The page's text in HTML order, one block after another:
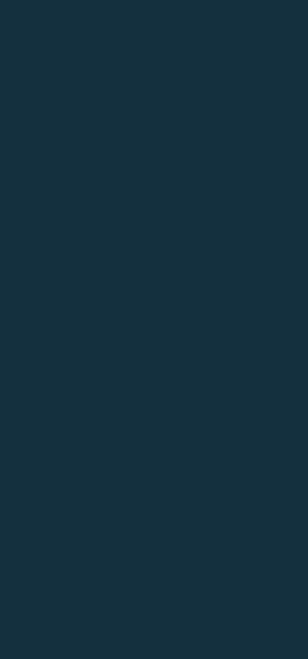
אינו מונע הפקעה מקום בו
בית המשפט התייחס לטענות
הפקעה והודעה על תפיסת
ציבוריים מייתרת את הצורך
בהתאם להוראת הסעיף רואים
הופקעו מבלי צורך בנקיטת
לפיכך, הדגיש בית המשפט, כי
הודעה על הפקעה והודעה על
מאיינת את ההפקעה שהושלמה,
שהעירייה לא ביצעה את
והודגש כי עצם אישור התכנית
עוד נקבע, כי התובעים לא
רכשו זכות קניינית במקרקעין,
דיווח לרשויות המס אינם מקנים